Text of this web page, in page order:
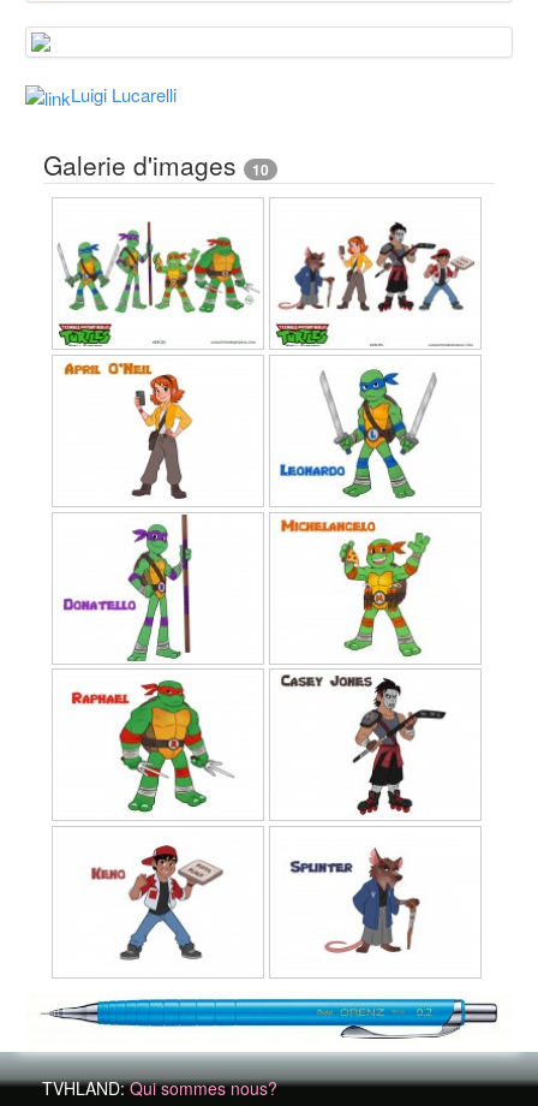
Luigi Lucarelli
Galerie d'images 10
TVHLAND:Qui sommes nous?